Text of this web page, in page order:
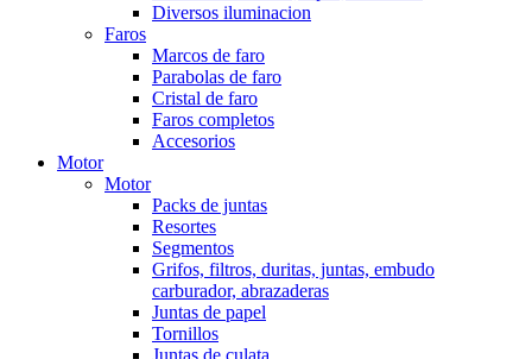
Diversos iluminacion
Faros
Marcos de faro
Parabolas de faro
Cristal de faro
Faros completos
Accesorios
Motor
Motor
Packs de juntas
Resortes
Segmentos
Grifos, filtros, duritas, juntas, embudo
carburador, abrazaderas
Juntas de papel
Tornillos